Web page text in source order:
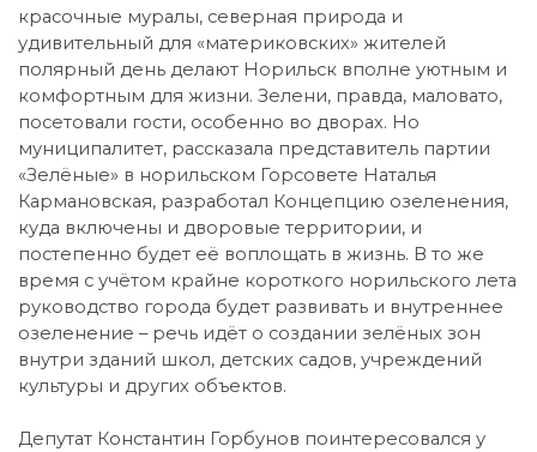
красочные муралы, северная природа и
удивительный для «материковских» жителей
полярный день делают Норильск вполне уютным и
комфортным для жизни. Зелени, правда, маловато,
посетовали гости, особенно во дворах. Но
муниципалитет, рассказала представитель партии
«Зелёные» в норильском Горсовете Наталья
Кармановская, разработал Концепцию озеленения,
куда включены и дворовые территории, и
постепенно будет её воплощать в жизнь. В то же
время с учётом крайне короткого норильского лета
руководство города будет развивать и внутреннее
озеленение – речь идёт о создании зелёных зон
внутри зданий школ, детских садов, учреждений
культуры и других объектов.
Депутат Константин Горбунов поинтересовался у